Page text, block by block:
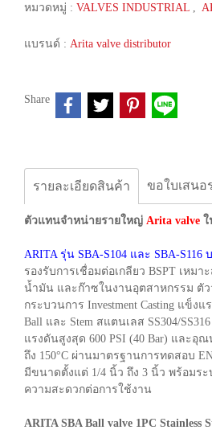
หมวดหมู่ : VALVES INDUSTRIAL ,
แบรนด์ : Arita valve distributor
Share
รายละเอียดสินค้า ขอใบเสนอ
ตัวแทนจำหน่ายรายใหญ่ Arita valve ใ
ARITA รุ่น SBA-S104 และ SBA-
รองรับการเชื่อมต่อเกลียว BSPT เหม
น้ำมัน และก๊าซในงานอุตสาหกรรม ตัว
กระบวนการ Investment Casting แข็ง
Ball และ Stem สแตนเลส SS304/
แรงดันสูงสุด 600 PSI (40 Bar) และอุ
ถึง 150°C ผ่านมาตรฐานการทดสอบ
มีขนาดตั้งแต่ 1/4 นิ้ว ถึง 3 นิ้ว พร้อมร
ความสะดวกต่อการใช้งาน
ARITA SBA Ball valve 1PC Stainless